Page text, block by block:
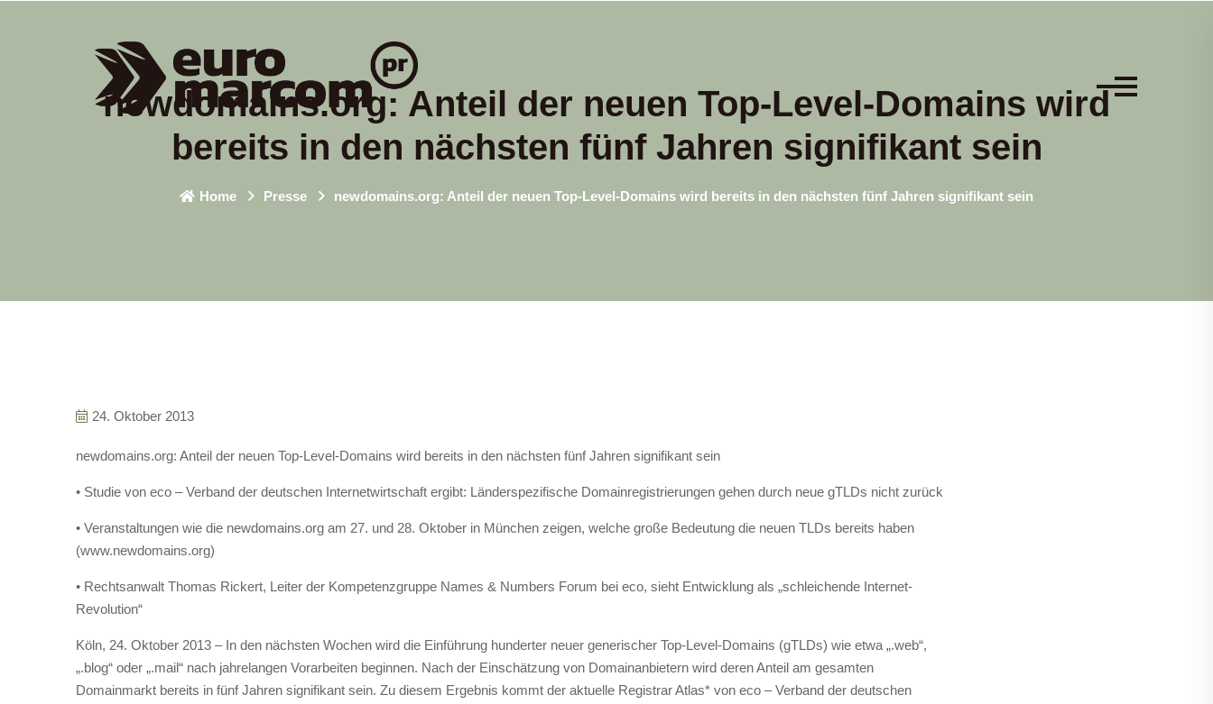
newdomains.org: Anteil der neuen Top-Level-Domains wird
bereits in den nächsten fünf Jahren signifikant sein
Home Presse newdomains.org: Anteil der neuen Top-Level-Domains wird bereits in den nächsten fünf Jahren signifikant sein
24. Oktober 2013
newdomains.org: Anteil der neuen Top-Level-Domains wird bereits in den nächsten fünf Jahren signifikant sein
• Studie von eco – Verband der deutschen Internetwirtschaft ergibt: Länderspezifische Domainregistrierungen gehen durch neue gTLDs nicht zurück
• Veranstaltungen wie die newdomains.org am 27. und 28. Oktober in München zeigen, welche große Bedeutung die neuen TLDs bereits haben
(www.newdomains.org)
• Rechtsanwalt Thomas Rickert, Leiter der Kompetenzgruppe Names & Numbers Forum bei eco, sieht Entwicklung als „schleichende Internet-
Revolution“
Köln, 24. Oktober 2013 – In den nächsten Wochen wird die Einführung hunderter neuer generischer Top-Level-Domains (gTLDs) wie etwa „.web“,
„.blog“ oder „.mail“ nach jahrelangen Vorarbeiten beginnen. Nach der Einschätzung von Domainanbietern wird deren Anteil am gesamten
Domainmarkt bereits in fünf Jahren signifikant sein. Zu diesem Ergebnis kommt der aktuelle Registrar Atlas* von eco – Verband der deutschen